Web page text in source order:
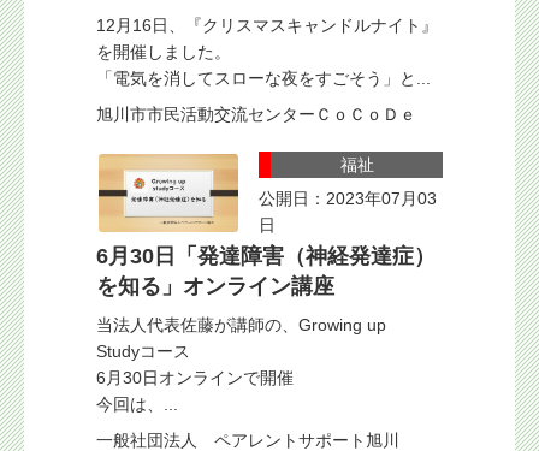
12月16日、『クリスマスキャンドルナイト』
を開催しました。
「電気を消してスローな夜をすごそう」と...
旭川市市民活動交流センターＣｏＣｏＤｅ
福祉
公開日：2023年07月03
日
6月30日「発達障害（神経発達症）
を知る」オンライン講座
当法人代表佐藤が講師の、Growing up
Studyコース
6月30日オンラインで開催
今回は、...
一般社団法人 ペアレントサポート旭川